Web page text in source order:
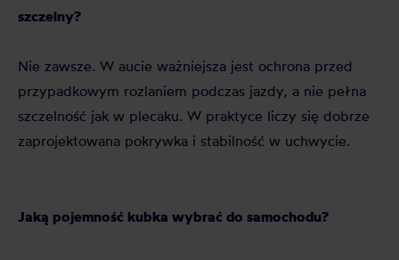
szczelny?
Nie zawsze. W aucie ważniejsza jest ochrona przed
przypadkowym rozlaniem podczas jazdy, a nie pełna
szczelność jak w plecaku. W praktyce liczy się dobrze
zaprojektowana pokrywka i stabilność w uchwycie.
Jaką pojemność kubka wybrać do samochodu?